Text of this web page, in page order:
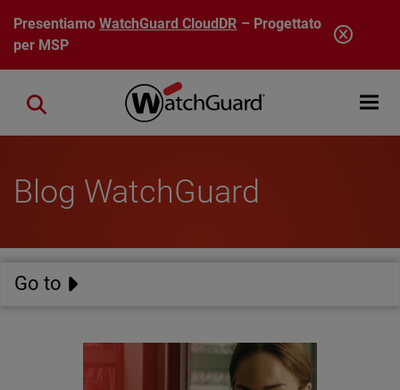
Salta al contenuto principale
PresentiamoWatchGuard CloudDR – Progettato
per MSP
Open
Close search
Blog WatchGuard
Go to